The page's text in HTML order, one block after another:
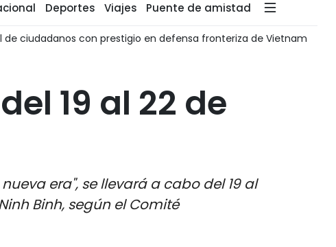
Deportes Viajes Puente de amistad
de ciudadanos con prestigio en defensa fronteriza de Vietnam
19 al 22 de
era", se llevará a cabo del 19 al
Binh, según el Comité